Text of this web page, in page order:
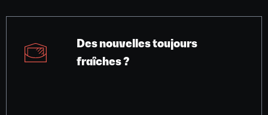
Des nouvelles toujours
fraîches ?